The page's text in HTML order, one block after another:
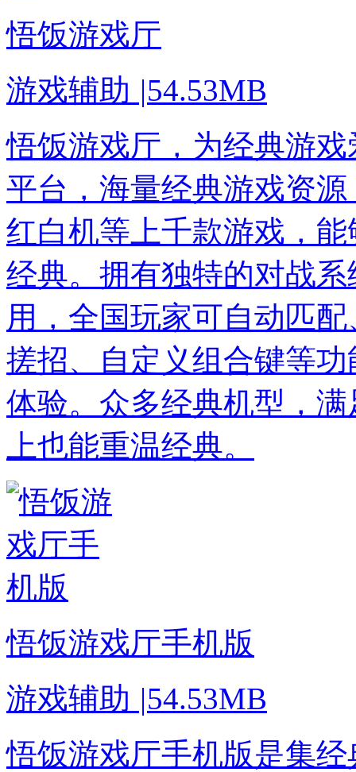
悟饭游戏厅
游戏辅助 |54.53MB
悟饭游戏厅，为经典游
平台，海量经典游戏资源
红白机等上千款游戏，
经典。拥有独特的对战
用，全国玩家可自动匹
搓招、自定义组合键等
体验。众多经典机型，
上也能重温经典。
悟饭游戏厅手机版
游戏辅助 |54.53MB
悟饭游戏厅手机版是集